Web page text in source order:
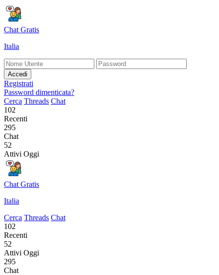
Chat Gratis
Italia
Accedi
Registrati
Password dimenticata?
Cerca Threads Chat
102
Recenti
295
Chat
52
Attivi Oggi
Chat Gratis
Italia
Cerca Threads Chat
102
Recenti
52
Attivi Oggi
295
Chat